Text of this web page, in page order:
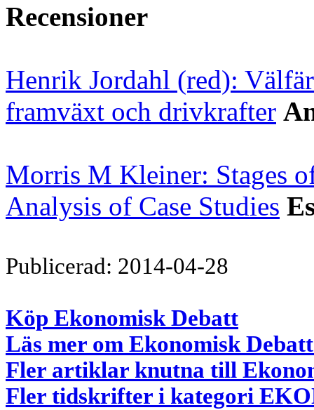
Recensioner
Henrik Jordahl (red):
framväxt och drivkrafter
Morris M Kleiner: Stages
Analysis of Case Studies
Publicerad: 2014-04-28
Köp Ekonomisk Debatt
Läs mer om Ekonomisk
Fler artiklar knutna till
Fler tidskrifter i kategori